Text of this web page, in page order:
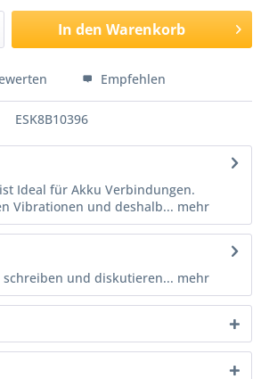
In den Warenkorb
Empfehlen
ESK8B10396
Ideal für Akku Verbindungen.
Vibrationen und deshalb... mehr
schreiben und diskutieren... mehr